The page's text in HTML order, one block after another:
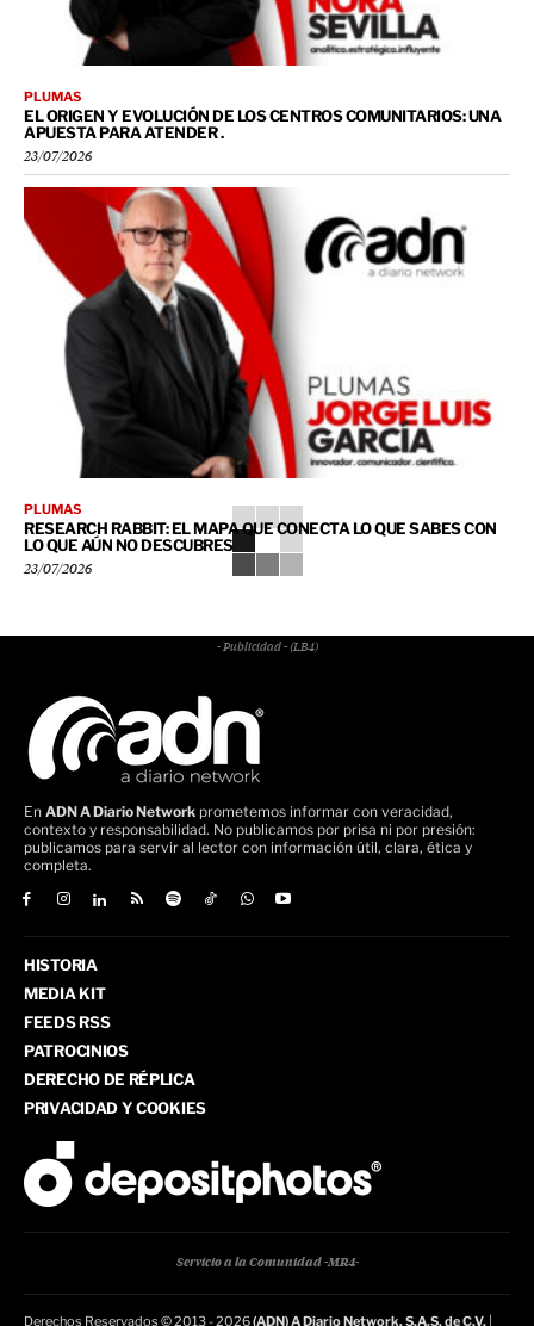
PLUMAS
EL ORIGEN Y EVOLUCIÓN DE LOS CENTROS COMUNITARIOS: UNA
APUESTA PARA ATENDER .
23/07/2026
PLUMAS
RESEARCH RABBIT: EL MAPA QUE CONECTA LO QUE SABES CON
LO QUE AÚN NO DESCUBRES
23/07/2026
- Publicidad - (LB4)
En ADN A Diario Network prometemos informar con veracidad,
contexto y responsabilidad. No publicamos por prisa ni por presión:
publicamos para servir al lector con información útil, clara, ética y
completa.
HISTORIA
MEDIA KIT
FEEDS RSS
PATROCINIOS
DERECHO DE RÉPLICA
PRIVACIDAD Y COOKIES
Servicio a la Comunidad -MR4-
Derechos Reservados © 2013 - 2026(ADN) A Diario Network, S.A.S. de C.V.